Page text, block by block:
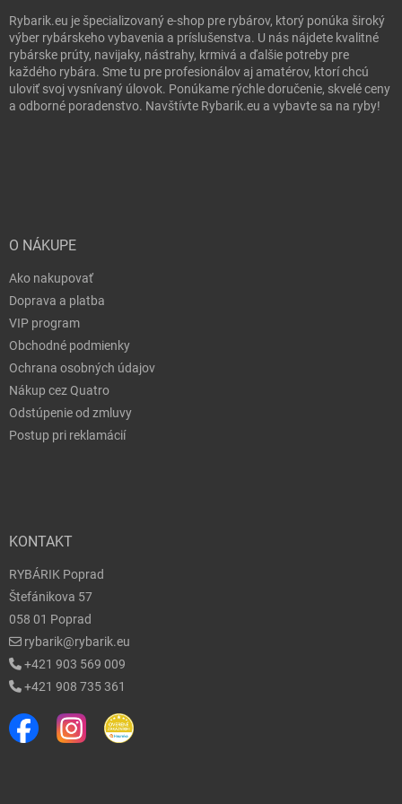
Rybarik.eu je špecializovaný e-shop pre rybárov, ktorý ponúka široký
výber rybárskeho vybavenia a príslušenstva. U nás nájdete kvalitné
rybárske prúty, navijaky, nástrahy, krmivá a ďalšie potreby pre
každého rybára. Sme tu pre profesionálov aj amatérov, ktorí chcú
uloviť svoj vysnívaný úlovok. Ponúkame rýchle doručenie, skvelé ceny
a odborné poradenstvo. Navštívte Rybarik.eu a vybavte sa na ryby!
O NÁKUPE
Ako nakupovať
Doprava a platba
VIP program
Obchodné podmienky
Ochrana osobných údajov
Nákup cez Quatro
Odstúpenie od zmluvy
Postup pri reklamácií
KONTAKT
RYBÁRIK Poprad
Štefánikova 57
058 01 Poprad
rybarik@rybarik.eu
+421 903 569 009
+421 908 735 361